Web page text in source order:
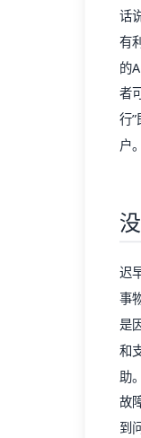
话
有
的
者
行
户。
迟
事
是
和
助
故
到